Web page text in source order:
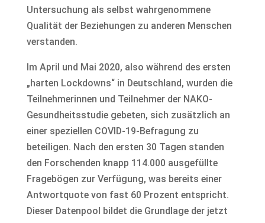
Untersuchung als selbst wahrgenommene
Qualität der Beziehungen zu anderen Menschen
verstanden.
Im April und Mai 2020, also während des ersten
„harten Lockdowns“ in Deutschland, wurden die
Teilnehmerinnen und Teilnehmer der NAKO-
Gesundheitsstudie gebeten, sich zusätzlich an
einer speziellen COVID-19-Befragung zu
beteiligen. Nach den ersten 30 Tagen standen
den Forschenden knapp 114.000 ausgefüllte
Fragebögen zur Verfügung, was bereits einer
Antwortquote von fast 60 Prozent entspricht.
Dieser Datenpool bildet die Grundlage der jetzt